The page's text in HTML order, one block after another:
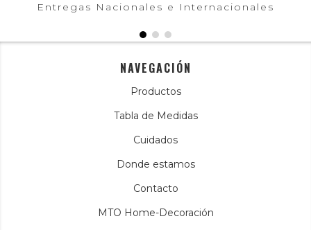
Entregas Nacionales e Internacionales
NAVEGACIÓN
Productos
Tabla de Medidas
Cuidados
Donde estamos
Contacto
MTO Home-Decoración